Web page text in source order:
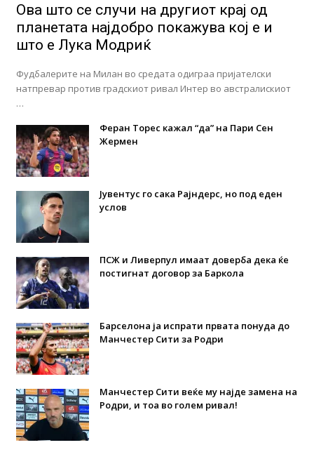
Ова што се случи на другиот крај од
планетата најдобро покажува кој е и
што е Лука Модриќ
Фудбалерите на Милан во средата одиграа пријателски
натпревар против градскиот ривал Интер во австралискиот
…
Феран Торес кажал “да” на Пари Сен
Жермен
Јувентус го сака Рајндерс, но под еден
услов
ПСЖ и Ливерпул имаат доверба дека ќе
постигнат договор за Баркола
Барселона ја испрати првата понуда до
Манчестер Сити за Родри
Манчестер Сити веќе му најде замена на
Родри, и тоа во голем ривал!